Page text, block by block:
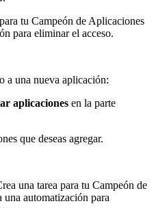
tu Campeón de Aplicaciones
para eliminar el acceso.
a una nueva aplicación:
aplicaciones en la parte
que deseas agregar.
una tarea para tu Campeón de
automatización para